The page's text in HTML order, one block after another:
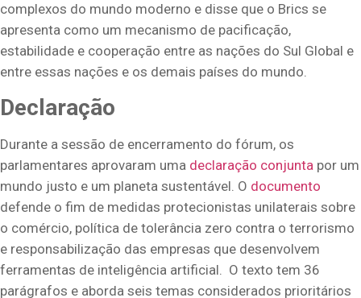
complexos do mundo moderno e disse que o Brics se
apresenta como um mecanismo de pacificação,
estabilidade e cooperação entre as nações do Sul Global e
entre essas nações e os demais países do mundo.
Declaração
Durante a sessão de encerramento do fórum, os
parlamentares aprovaram uma declaração conjunta por um
mundo justo e um planeta sustentável. O documento
defende o fim de medidas protecionistas unilaterais sobre
o comércio, política de tolerância zero contra o terrorismo
e responsabilização das empresas que desenvolvem
ferramentas de inteligência artificial. O texto tem 36
parágrafos e aborda seis temas considerados prioritários